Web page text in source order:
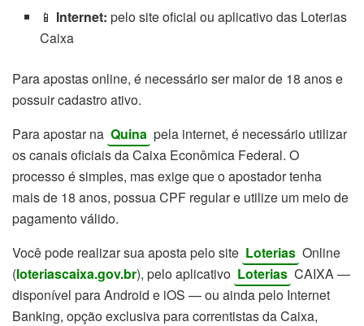
📱 Internet: pelo site oficial ou aplicativo das Loterias
Caixa
Para apostas online, é necessário ser maior de 18 anos e
possuir cadastro ativo.
Para apostar na Quina pela internet, é necessário utilizar
os canais oficiais da Caixa Econômica Federal. O
processo é simples, mas exige que o apostador tenha
mais de 18 anos, possua CPF regular e utilize um meio de
pagamento válido.
Você pode realizar sua aposta pelo site Loterias Online
(loteriascaixa.gov.br), pelo aplicativo Loterias CAIXA —
disponível para Android e iOS — ou ainda pelo Internet
Banking, opção exclusiva para correntistas da Caixa,